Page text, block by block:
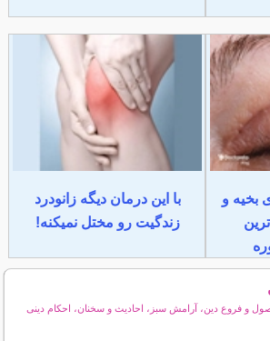
و
با این درمان دیگه زانودرد
زندگیت رو مختل نمیکنه!
اصول و فروع دین، آرامش سبز، احادیث و سخنان، احکام دینی